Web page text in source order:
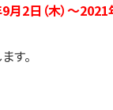
9月2日（木）～2021
す。